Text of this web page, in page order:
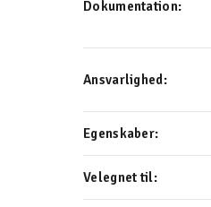
Dokumentation:
Ansvarlighed:
Egenskaber:
Velegnet til: